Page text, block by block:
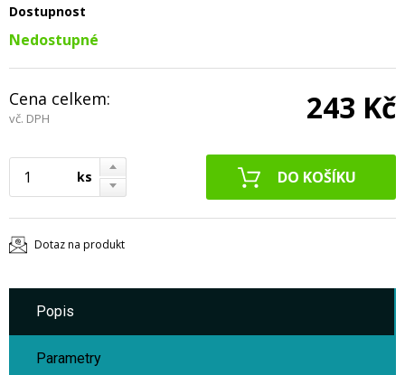
Dostupnost
Nedostupné
Cena celkem:
vč. DPH 243 Kč
ks
Dotaz na produkt
Popis
Parametry